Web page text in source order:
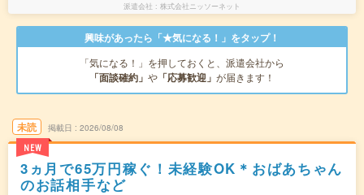
派遣会社 株式会社ニッソーネット
興味があったら「★気になる！」をタップ！
「気になる！」を押しておくと、派遣会社から
「面談確約」 や 「応募歓迎」 が届きます！
未読
NEW
掲載日 2026/08/08
3ヵ月で65万円稼ぐ！未経験OK＊おばあちゃん
のお話相手など